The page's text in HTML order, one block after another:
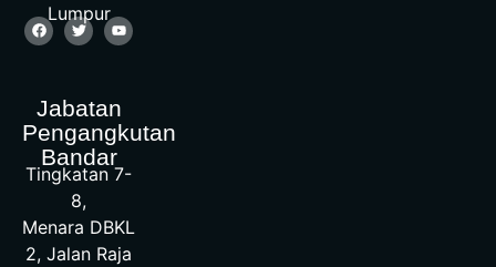
Lumpur
Jabatan
Pengangkutan
Bandar
Tingkatan 7-
8,
Menara DBKL
2, Jalan Raja